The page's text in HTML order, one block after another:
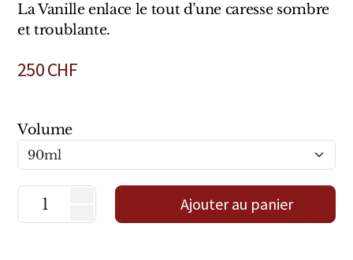
La Vanille enlace le tout d’une caresse sombre
et troublante.
250CHF
Volume
Ajouter au panier
Eau D'Italie
Marques Suisses
Créateur Olfactif Genève
Pernoire